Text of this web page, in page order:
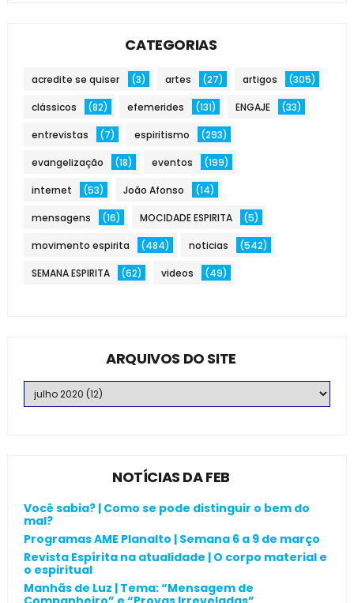
CATEGORIAS
acredite se quiser (3) artes (27) artigos (305)
clássicos (82) efemerides (131) ENGAJE (33)
entrevistas (7) espiritismo (293)
evangelização (18) eventos (199)
internet (53) João Afonso (14)
mensagens (16) MOCIDADE ESPIRITA (5)
movimento espirita (484) noticias (542)
SEMANA ESPIRITA (62) videos (49)
ARQUIVOS DO SITE
NOTÍCIAS DA FEB
Você sabia? | Como se pode distinguir o bem do
mal?
Programas AME Planalto | Semana 6 a 9 de março
Revista Espírita na atualidade | O corpo material e
o espiritual
Manhãs de Luz | Tema: “Mensagem de